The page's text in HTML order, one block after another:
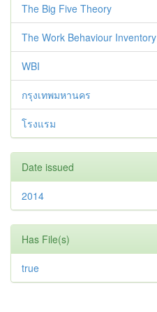
The Big Five Theory
The Work Behaviour Inventory
WBI
กรุงเทพมหานคร
โรงแรม
Date issued
2014
Has File(s)
true